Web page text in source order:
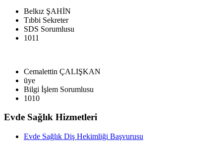
Belkız ŞAHİN
Tıbbi Sekreter
SDS Sorumlusu
1011
Cemalettin ÇALIŞKAN
üye
Bilgi İşlem Sorumlusu
1010
Evde Sağlık Hizmetleri
Evde Sağlık Diş Hekimliği Başvurusu